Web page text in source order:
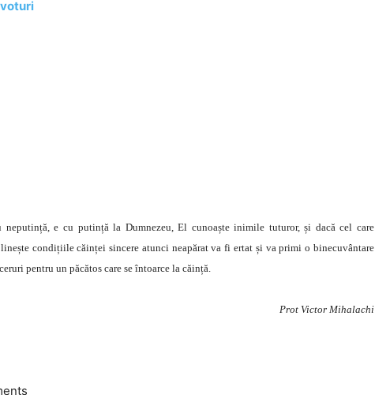
neputință, e cu putință la Dumnezeu, El cunoaște inimile tuturor, și dacă cel care
condițiile căinței sincere atunci neapărat va fi ertat și va primi o binecuvântare
pentru un păcătos care se întoarce la căință.
Prot Victor Mihalachi